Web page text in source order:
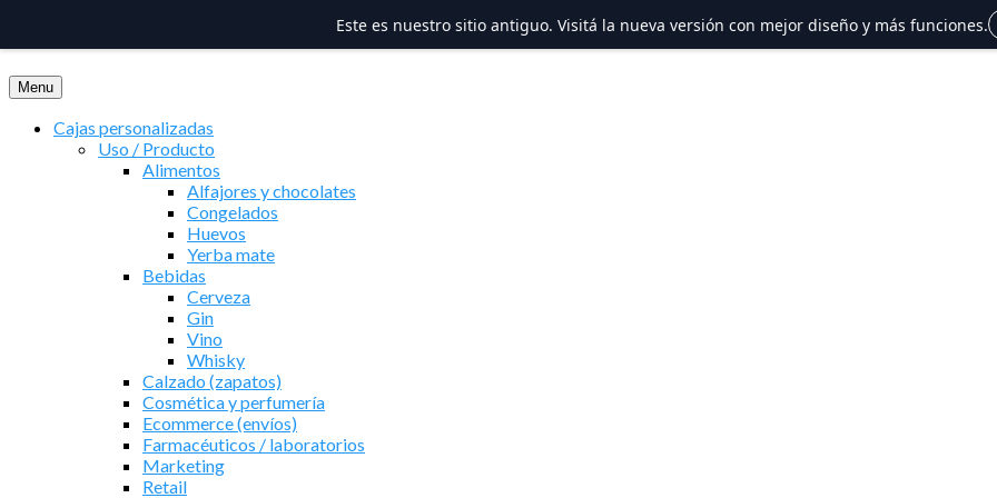
al
contenido
Menu
Cajas personalizadas
Uso / Producto
Alimentos
Alfajores y chocolates
Congelados
Huevos
Yerba mate
Bebidas
Cerveza
Gin
Vino
Whisky
Calzado (zapatos)
Cosmética y perfumería
Ecommerce (envíos)
Farmacéuticos / laboratorios
Marketing
Retail
Este es nuestro sitio antiguo. Visitá la nueva versión con mejor diseño y más funciones.